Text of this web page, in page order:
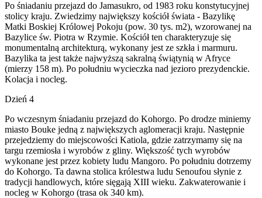
Po śniadaniu przejazd do Jamasukro, od 1983 roku konstytucyjnej
stolicy kraju. Zwiedzimy największy kościół świata - Bazylikę
Matki Boskiej Królowej Pokoju (pow. 30 tys. m2), wzorowanej na
Bazylice św. Piotra w Rzymie. Kościół ten charakteryzuje się
monumentalną architekturą, wykonany jest ze szkła i marmuru.
Bazylika ta jest także najwyższą sakralną świątynią w Afryce
(mierzy 158 m). Po południu wycieczka nad jezioro prezydenckie.
Kolacja i nocleg.
Dzień 4
Po wczesnym śniadaniu przejazd do Kohorgo. Po drodze miniemy
miasto Bouke jedną z największych aglomeracji kraju. Następnie
przejedziemy do miejscowości Katiola, gdzie zatrzymamy się na
targu rzemiosła i wyrobów z gliny. Większość tych wyrobów
wykonane jest przez kobiety ludu Mangoro. Po południu dotrzemy
do Kohorgo. Ta dawna stolica królestwa ludu Senoufou słynie z
tradycji handlowych, które sięgają XIII wieku. Zakwaterowanie i
nocleg w Kohorgo (trasa ok 340 km).